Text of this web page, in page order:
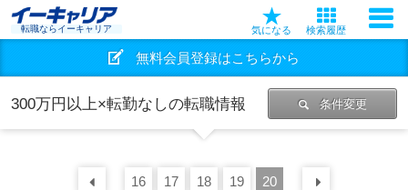
転職ならイーキャリア 気になる 検索履歴
無料会員登録はこちらから
300万円以上×転勤なしの転職情報 条件変更
前の 30件
16 17 18 19 20